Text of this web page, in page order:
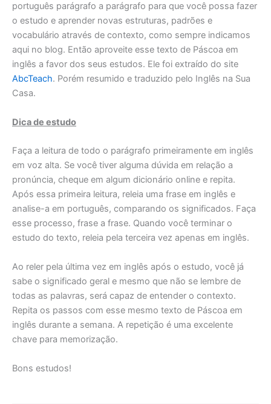
português parágrafo a parágrafo para que você possa fazer
o estudo e aprender novas estruturas, padrões e
vocabulário através de contexto, como sempre indicamos
aqui no blog. Então aproveite esse texto de Páscoa em
inglês a favor dos seus estudos. Ele foi extraído do site
AbcTeach. Porém resumido e traduzido pelo Inglês na Sua
Casa.
Dica de estudo
Faça a leitura de todo o parágrafo primeiramente em inglês
em voz alta. Se você tiver alguma dúvida em relação a
pronúncia, cheque em algum dicionário online e repita.
Após essa primeira leitura, releia uma frase em inglês e
analise-a em português, comparando os significados. Faça
esse processo, frase a frase. Quando você terminar o
estudo do texto, releia pela terceira vez apenas em inglês.
Ao reler pela última vez em inglês após o estudo, você já
sabe o significado geral e mesmo que não se lembre de
todas as palavras, será capaz de entender o contexto.
Repita os passos com esse mesmo texto de Páscoa em
inglês durante a semana. A repetição é uma excelente
chave para memorização.
Bons estudos!